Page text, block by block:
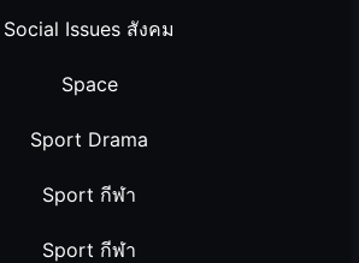
Social Issues สังคม
Space
Sport Drama
Sport กีฬา
Sport กีฬา